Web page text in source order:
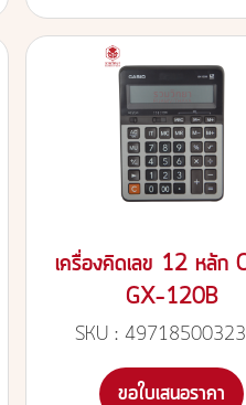
เครื่องคิดเลข 12 หลัก
GX-120B
SKU :
ขอใบเสนอราคา